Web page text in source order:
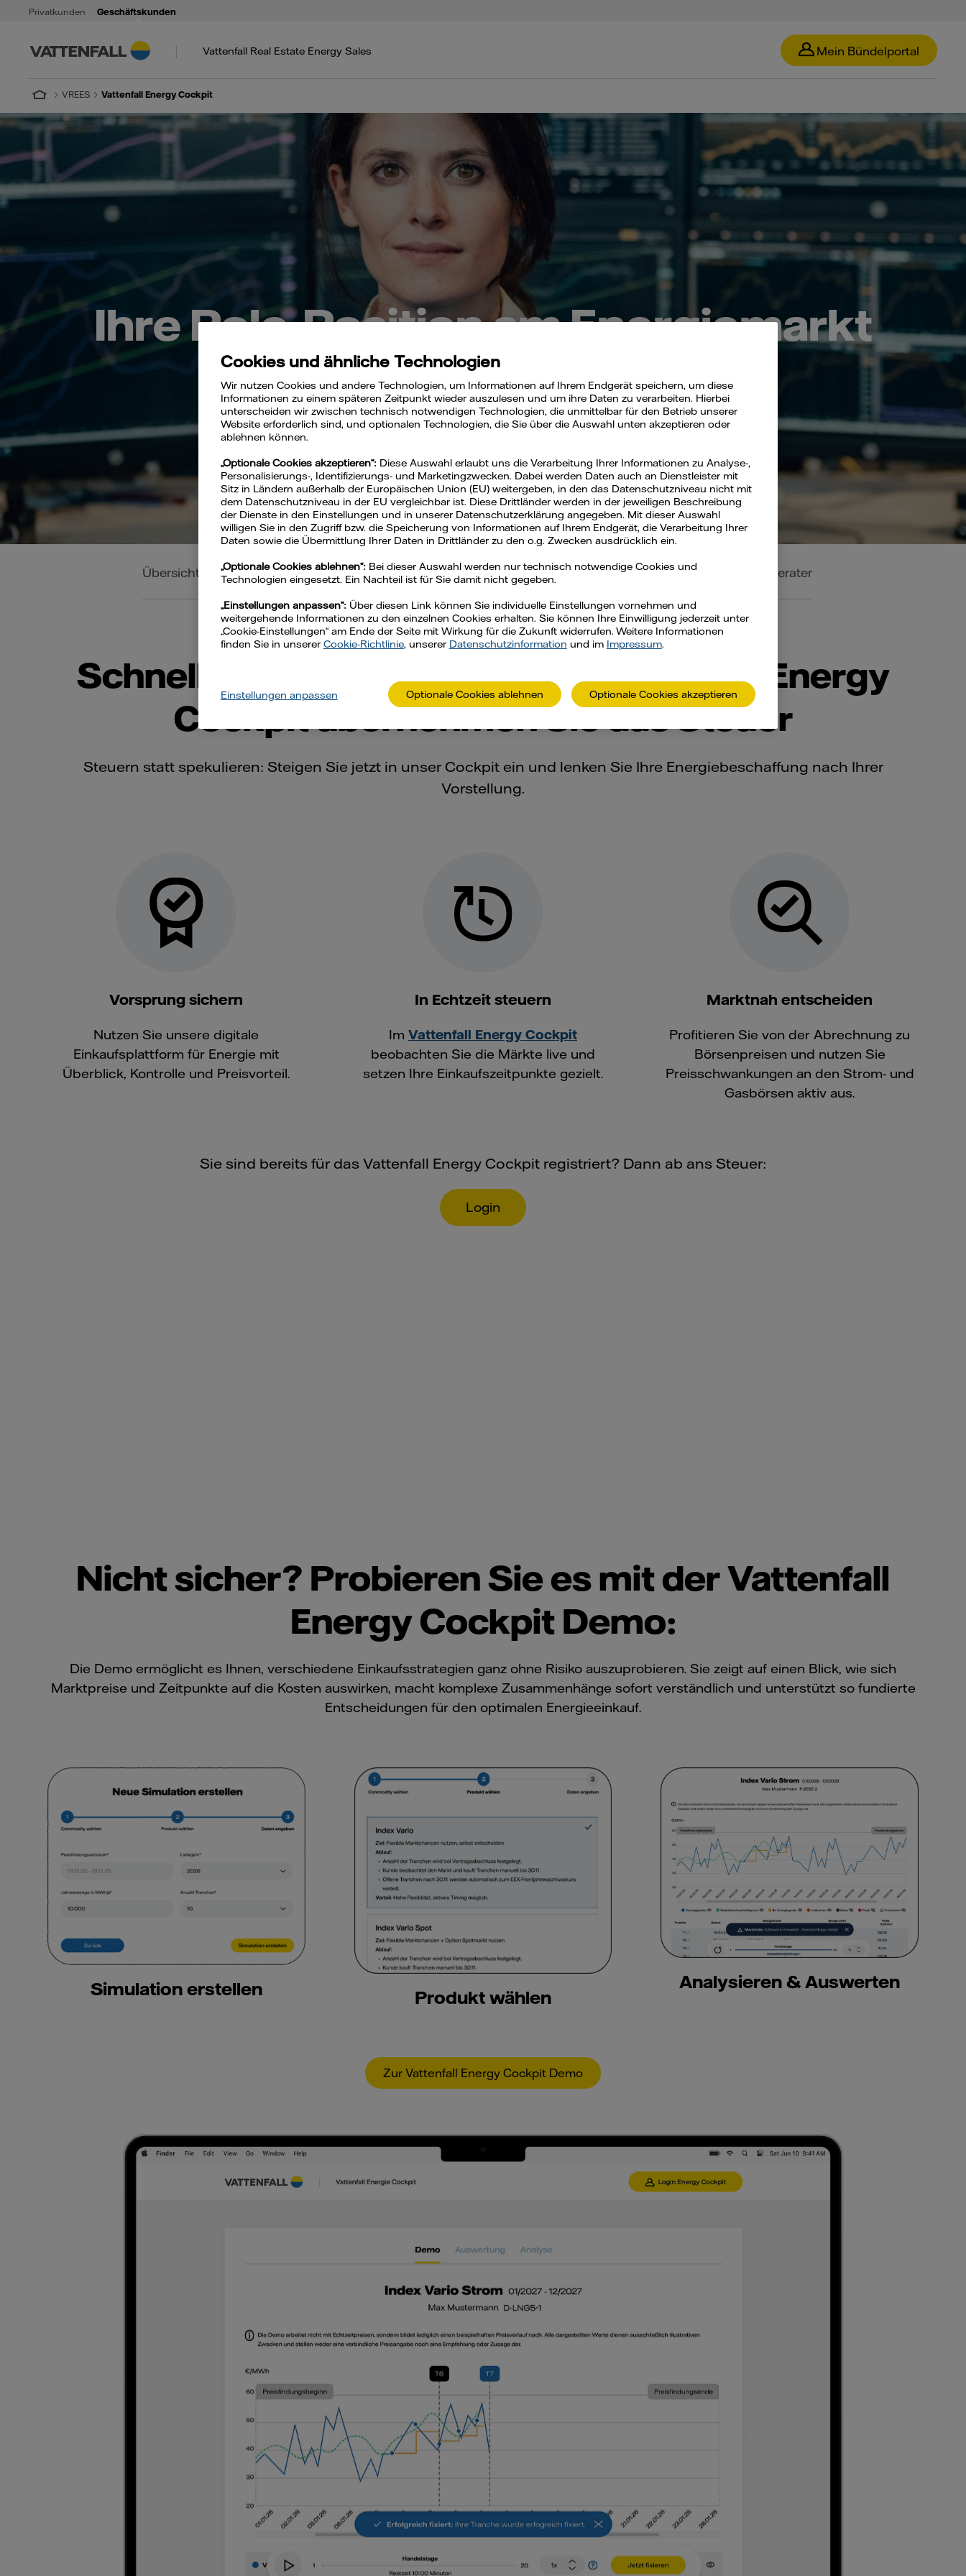
Privatkunden Geschäftskunden
Vattenfall Real Estate Energy Sales Mein Bündelportal
VREES Vattenfall Energy Cockpit
Ihre Pole-Position am Energiemarkt
Übersicht Wir für Sie Strom Gas Erneuerbare Energien Digitale Services Branchen Energieberater
Schnell. Planbar. Marktnah: Im Vattenfall Energy
Cockpit übernehmen Sie das Steuer
Steuern statt spekulieren: Steigen Sie jetzt in unser Cockpit ein und lenken Sie Ihre Energiebeschaffung nach Ihrer
Vorstellung.
Vorsprung sichern
Nutzen Sie unsere digitale
Einkaufsplattform für Energie mit
Überblick, Kontrolle und Preisvorteil.
In Echtzeit steuern
Im Vattenfall Energy Cockpit
beobachten Sie die Märkte live und
setzen Ihre Einkaufszeitpunkte gezielt.
Marktnah entscheiden
Profitieren Sie von der Abrechnung zu
Börsenpreisen und nutzen Sie
Preisschwankungen an den Strom- und
Gasbörsen aktiv aus.
Sie sind bereits für das Vattenfall Energy Cockpit registriert? Dann ab ans Steuer:
Login
Nicht sicher? Probieren Sie es mit der Vattenfall
Energy Cockpit Demo:
Die Demo ermöglicht es Ihnen, verschiedene Einkaufsstrategien ganz ohne Risiko auszuprobieren. Sie zeigt auf einen Blick, wie sich
Marktpreise und Zeitpunkte auf die Kosten auswirken, macht komplexe Zusammenhänge sofort verständlich und unterstützt so fundierte
Entscheidungen für den optimalen Energieeinkauf.
Simulation erstellen Produkt wählen
Analysieren & Auswerten
Zur Vattenfall Energy Cockpit Demo
Cookies und ähnliche Technologien
Wir nutzen Cookies und andere Technologien, um Informationen auf Ihrem Endgerät speichern, um diese
Informationen zu einem späteren Zeitpunkt wieder auszulesen und um ihre Daten zu verarbeiten. Hierbei
unterscheiden wir zwischen technisch notwendigen Technologien, die unmittelbar für den Betrieb unserer
Website erforderlich sind, und optionalen Technologien, die Sie über die Auswahl unten akzeptieren oder
ablehnen können.
„Optionale Cookies akzeptieren“:Diese Auswahl erlaubt uns die Verarbeitung Ihrer Informationen zu Analyse-,
Personalisierungs-, Identifizierungs- und Marketingzwecken. Dabei werden Daten auch an Dienstleister mit
Sitz in Ländern außerhalb der Europäischen Union (EU) weitergeben, in den das Datenschutzniveau nicht mit
dem Datenschutzniveau in der EU vergleichbar ist. Diese Drittländer werden in der jeweiligen Beschreibung
der Dienste in den Einstellungen und in unserer Datenschutzerklärung angegeben. Mit dieser Auswahl
willigen Sie in den Zugriff bzw. die Speicherung von Informationen auf Ihrem Endgerät, die Verarbeitung Ihrer
Daten sowie die Übermittlung Ihrer Daten in Drittländer zu den o.g. Zwecken ausdrücklich ein.
„Optionale Cookies ablehnen“: Bei dieser Auswahl werden nur technisch notwendige Cookies und
Technologien eingesetzt. Ein Nachteil ist für Sie damit nicht gegeben.
„Einstellungen anpassen“: Über diesen Link können Sie individuelle Einstellungen vornehmen und
weitergehende Informationen zu den einzelnen Cookies erhalten. Sie können Ihre Einwilligung jederzeit unter
„Cookie-Einstellungen“ am Ende der Seite mit Wirkung für die Zukunft widerrufen. Weitere Informationen
finden Sie in unserer Cookie-Richtlinie, unserer Datenschutzinformation und im Impressum.
Einstellungen anpassen Optionale Cookies ablehnen Optionale Cookies akzeptieren